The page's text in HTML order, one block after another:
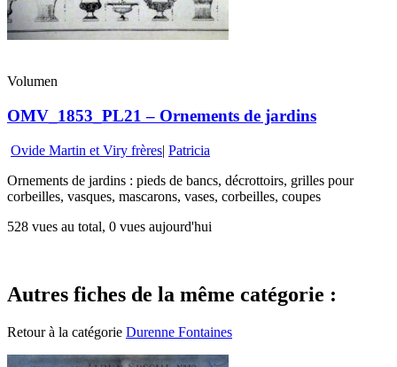
Volumen
OMV_1853_PL21 – Ornements de jardins
Ovide Martin et Viry frères| Patricia
Ornements de jardins : pieds de bancs, décrottoirs, grilles pour
corbeilles, vasques, mascarons, vases, corbeilles, coupes
528 vues au total, 0 vues aujourd'hui
Autres fiches de la même catégorie :
Retour à la catégorie Durenne Fontaines